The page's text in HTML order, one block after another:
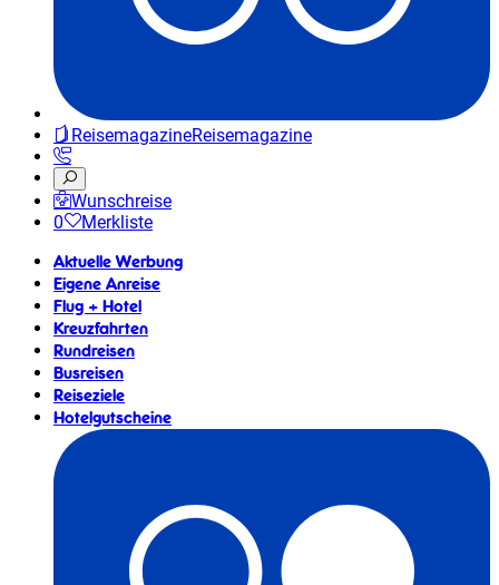
ReisemagazineReisemagazine
Wunschreise
0
Merkliste
Aktuelle Werbung
Eigene Anreise
Flug + Hotel
Kreuzfahrten
Rundreisen
Busreisen
Reiseziele
Hotelgutscheine